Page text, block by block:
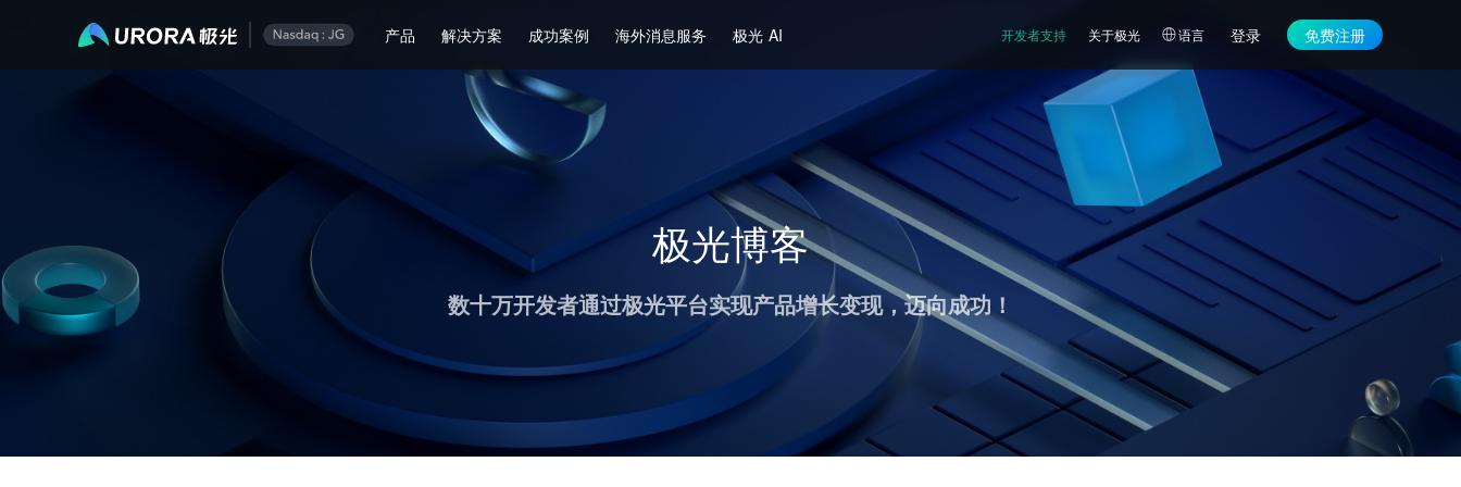
产品 解决方案 成功案例 海外消息服务 极光 AI 开发者支持 关于极光 语言 登录 免费注册
极光博客
数十万开发者通过极光平台实现产品增长变现，迈向成功！